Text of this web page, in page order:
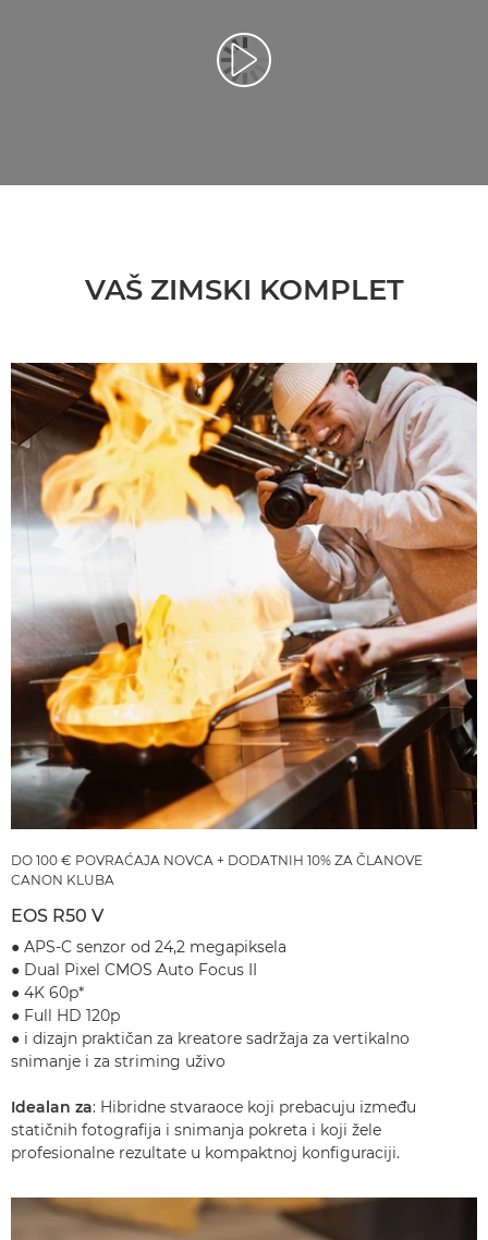
Reprodukcija video zapisa
VAŠ ZIMSKI KOMPLET
DO 100 € POVRAĆAJA NOVCA + DODATNIH 10% ZA ČLANOVE
CANON KLUBA
EOS R50 V
● APS-C senzor od 24,2 megapiksela
● Dual Pixel CMOS Auto Focus II
● 4K 60p*
● Full HD 120p
● i dizajn praktičan za kreatore sadržaja za vertikalno
snimanje i za striming uživo
Idealan za: Hibridne stvaraoce koji prebacuju između
statičnih fotografija i snimanja pokreta i koji žele
profesionalne rezultate u kompaktnoj konfiguraciji.